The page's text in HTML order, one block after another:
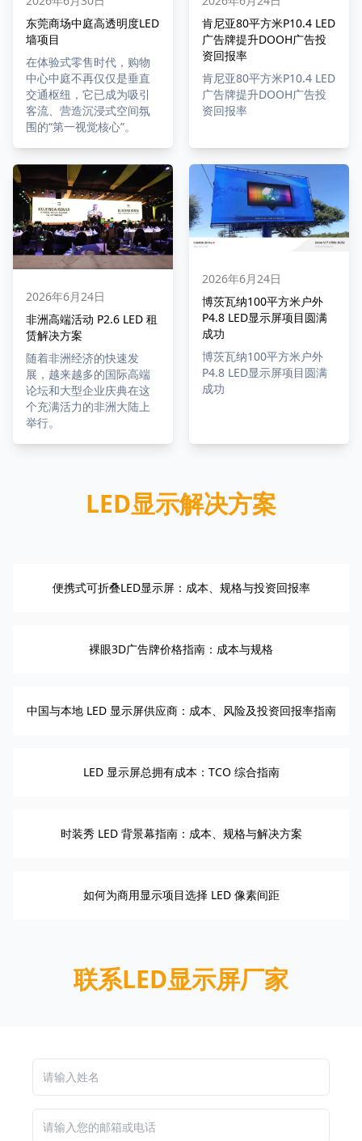
东莞商场中庭高透明度LED
墙项目
在体验式零售时代，购物
中心中庭不再仅仅是垂直
交通枢纽，它已成为吸引
客流、营造沉浸式空间氛
围的“第一视觉核心”。
肯尼亚80平方米P10.4 LED
广告牌提升DOOH广告投
资回报率
肯尼亚80平方米P10.4 LED
广告牌提升DOOH广告投
资回报率
2026年6月24日
非洲高端活动 P2.6 LED 租
赁解决方案
随着非洲经济的快速发
展，越来越多的国际高端
论坛和大型企业庆典在这
个充满活力的非洲大陆上
举行。
2026年6月24日
博茨瓦纳100平方米户外
P4.8 LED显示屏项目圆满
成功
博茨瓦纳100平方米户外
P4.8 LED显示屏项目圆满
成功
LED显示解决方案
便携式可折叠LED显示屏：成本、规格与投资回报率
裸眼3D广告牌价格指南：成本与规格
中国与本地 LED 显示屏供应商：成本、风险及投资回报率指南
LED 显示屏总拥有成本：TCO 综合指南
时装秀 LED 背景幕指南：成本、规格与解决方案
如何为商用显示项目选择 LED 像素间距
联系LED显示屏厂家